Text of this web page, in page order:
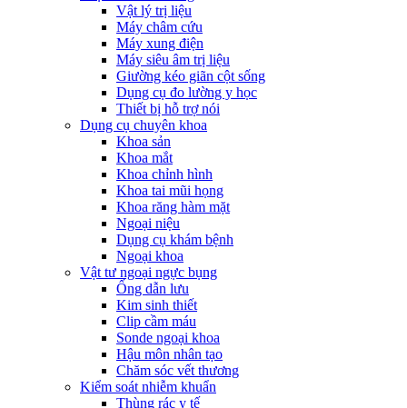
Vật lý trị liệu
Máy châm cứu
Máy xung điện
Máy siêu âm trị liệu
Giường kéo giãn cột sống
Dụng cụ đo lường y học
Thiết bị hỗ trợ nói
Dụng cụ chuyên khoa
Khoa sản
Khoa mắt
Khoa chỉnh hình
Khoa tai mũi họng
Khoa răng hàm mặt
Ngoại niệu
Dụng cụ khám bệnh
Ngoại khoa
Vật tư ngoại ngực bụng
Ống dẫn lưu
Kim sinh thiết
Clip cầm máu
Sonde ngoại khoa
Hậu môn nhân tạo
Chăm sóc vết thương
Kiểm soát nhiễm khuẩn
Thùng rác y tế